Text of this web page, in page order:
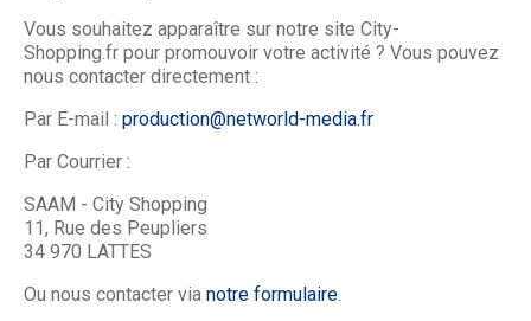
Vous souhaitez apparaître sur notre site City-
Shopping.fr pour promouvoir votre activité ? Vous pouvez
nous contacter directement :
Par E-mail : production@networld-media.fr
Par Courrier :
SAAM - City Shopping
11, Rue des Peupliers
34 970 LATTES
Ou nous contacter via notre formulaire.